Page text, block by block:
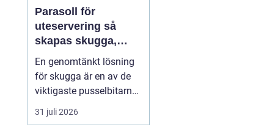
Parasoll för
uteservering så
skapas skugga,
komfort och
lönsamma platser
En genomtänkt lösning
för skugga är en av de
viktigaste pusselbitarna
på en uteservering. Rätt
parasoller gör
31 juli 2026